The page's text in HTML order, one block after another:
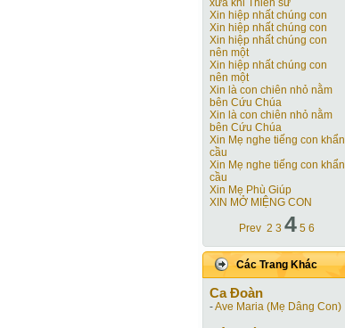
xưa khi Thiên sứ
Xin hiệp nhất chúng con
Xin hiệp nhất chúng con
Xin hiệp nhất chúng con
nên một
Xin hiệp nhất chúng con
nên một
Xin là con chiên nhỏ nằm
bên Cứu Chúa
Xin là con chiên nhỏ nằm
bên Cứu Chúa
Xin Mẹ nghe tiếng con khẩn
cầu
Xin Mẹ nghe tiếng con khẩn
cầu
Xin Mẹ Phù Giúp
XIN MỞ MIỆNG CON
Prev 2 3 4 5 6
Các Trang Khác
Ca Ðoàn
-Ave Maria (Mẹ Dâng Con)